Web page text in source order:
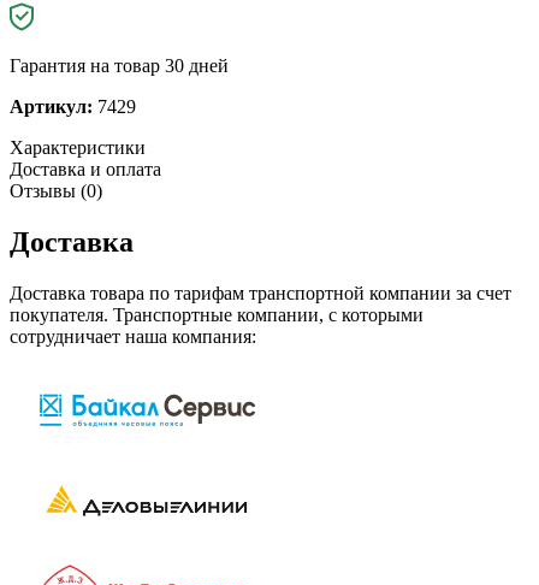
Гарантия на товар 30 дней
Артикул: 7429
Характеристики
Доставка и оплата
Отзывы (0)
Доставка
Доставка товара по тарифам транспортной компании за счет
покупателя. Транспортные компании, с которыми
сотрудничает наша компания: